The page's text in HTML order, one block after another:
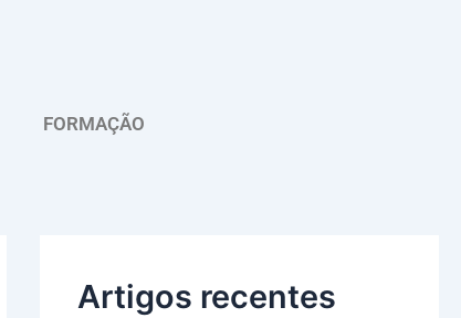
FORMAÇÃO
Artigos recentes
u